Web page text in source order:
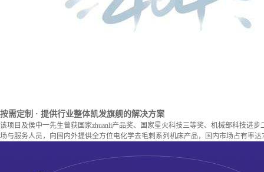
按需定制 · 提供行业整体凯发旗舰的解决方案
该项目及侯中一先生曾获国家zhuanli产品奖、国家星火科技三等奖、机械部科技进
场与服务人员，向国内外提供全方位电化学去毛刺系列机床产品，国内市场占有率达